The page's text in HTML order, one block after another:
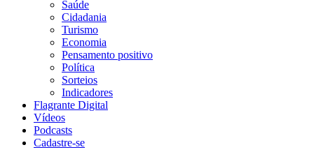
Saúde
Cidadania
Turismo
Economia
Pensamento positivo
Política
Sorteios
Indicadores
Flagrante Digital
Vídeos
Podcasts
Cadastre-se